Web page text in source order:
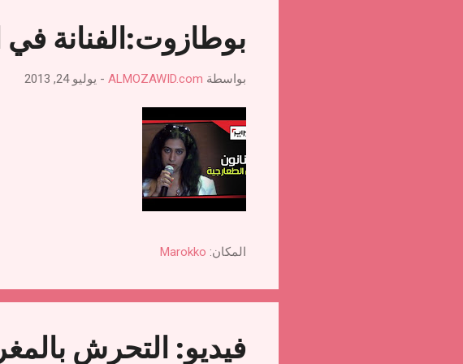
بوطازوت:الفنانة
بواسطة ALMOZAWID.com
- يوليو 24, 2013
المكان: Marokko
فيديو: التحرش